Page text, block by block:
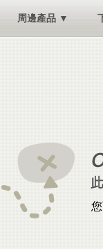
周邊產品 ▼